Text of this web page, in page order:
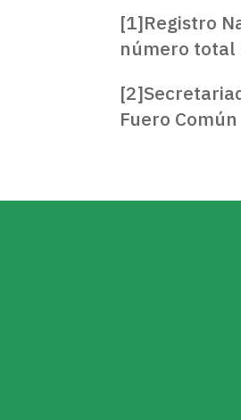
[1]Registro
número total
Fuero